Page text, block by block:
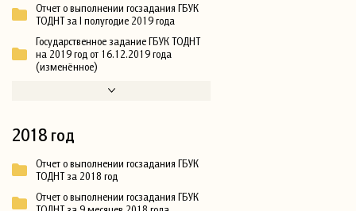
Отчет о выполнении госзадания ГБУК
ТОДНТ за I полугодие 2019 года
Государственное задание ГБУК ТОДНТ
на 2019 год от 16.12.2019 года
(изменённое)
2018 год
Отчет о выполнении госзадания ГБУК
ТОДНТ за 2018 год
Отчет о выполнении госзадания ГБУК